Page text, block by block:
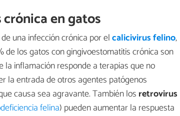
en gatos
una infección crónica por elcalicivirus felino,
los gatos con gingivoestomatitis crónica son
la inflamación responde a terapias que no
la entrada de otros agentes patógenos
causa sea agravante. También losretrovirus
felina) pueden aumentar la respuesta